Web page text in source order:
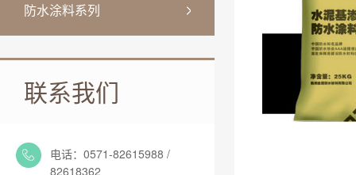
防水涂料系列
联系我们
电话：0571-82615988 /
82618362